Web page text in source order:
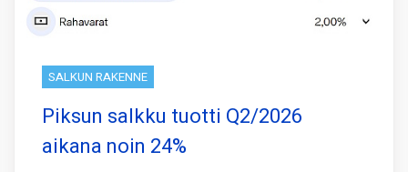
SALKUN RAKENNE
Piksun salkku tuotti Q2/2026
aikana noin 24%